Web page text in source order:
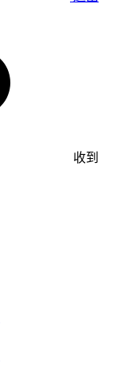
收到